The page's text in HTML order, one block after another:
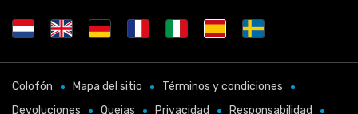
Colofón Mapa del sitio
Términos y condiciones
Devoluciones
Quejas Privacidad Responsabilidad